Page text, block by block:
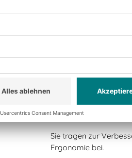
Ergonomie
Sie tragen zur
Ergonomie bei.